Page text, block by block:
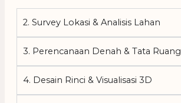
2. Survey Lokasi & Analisis Lahan
3. Perencanaan Denah & Tata Ruang
4. Desain Rinci & Visualisasi 3D